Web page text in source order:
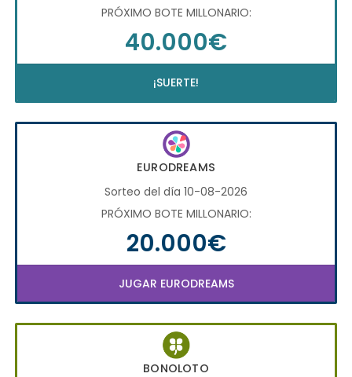
PRÓXIMO BOTE MILLONARIO:
40.000€
¡SUERTE!
EURODREAMS
Sorteo del día 10-08-2026
PRÓXIMO BOTE MILLONARIO:
20.000€
JUGAR EURODREAMS
BONOLOTO